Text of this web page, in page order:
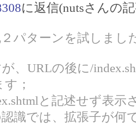
に返信(nutsさんの
パターンを試しまし
、URLの後に/
；
と記述せず表
識では、拡張子が何